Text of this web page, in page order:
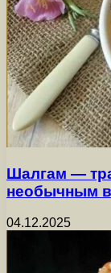
Шалгам —
необычным
04.12.2025